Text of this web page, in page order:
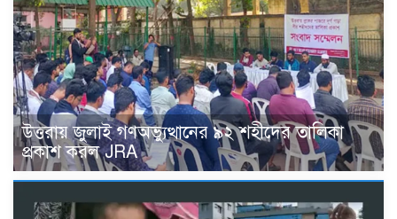
উত্তরায় জুলাই গণঅভ্যুত্থানের ৯২ শহীদের তালিকা
প্রকাশ করল JRA